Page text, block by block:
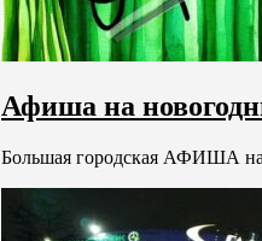
Афиша на
Большая городская АФИША на